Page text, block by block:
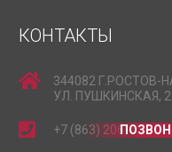
КОНТАКТЫ
344082 Г.РОСТОВ-
УЛ. ПУШКИНСКАЯ,
+7 (863) 206-15-15